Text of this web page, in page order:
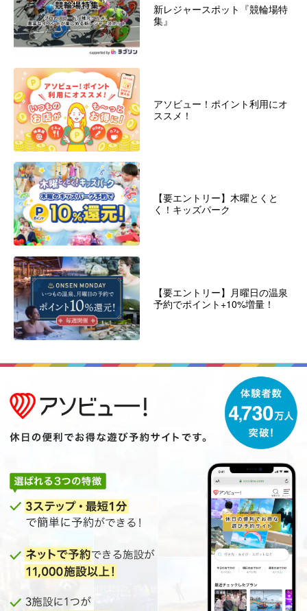
新レジャースポット『競輪場特
集』
アソビュー！ポイント利用にオ
ススメ！
【要エントリー】木曜とくと
く！キッズパーク
【要エントリー】月曜日の温泉
予約でポイント+10%増量！